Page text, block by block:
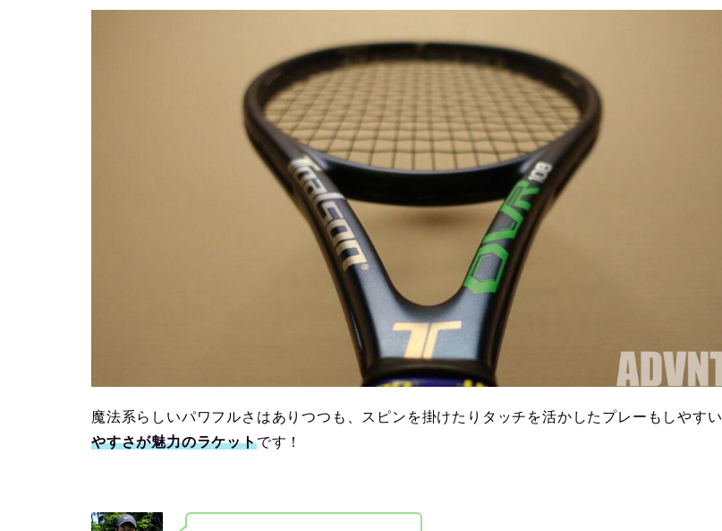
魔法系らしいパワフルさはありつつも、スピンを掛けたりタッチを活かしたプレーもしやすい
やすさが魅力のラケットです！